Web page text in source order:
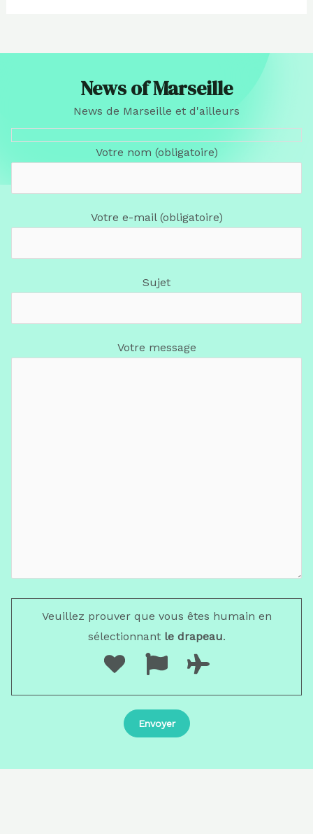
News of Marseille
News de Marseille et d'ailleurs
Votre nom (obligatoire)
Votre e-mail (obligatoire)
Sujet
Votre message
Veuillez prouver que vous êtes humain en
sélectionnantle drapeau.